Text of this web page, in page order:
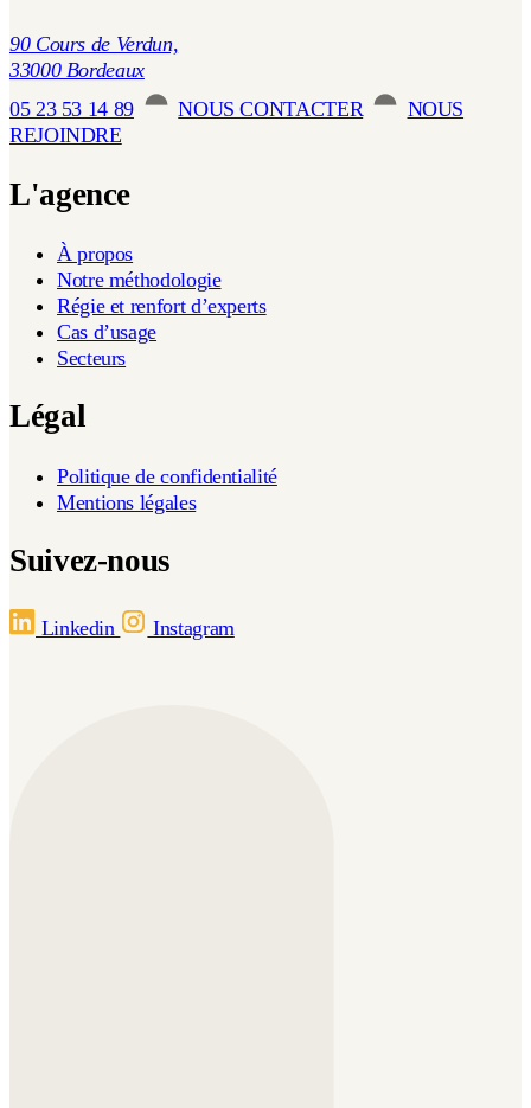
90 Cours de Verdun,
33000 Bordeaux
05 23 53 14 89
NOUS CONTACTER
NOUS
REJOINDRE
L'agence
À propos
Notre méthodologie
Régie et renfort d’experts
Cas d’usage
Secteurs
Légal
Politique de confidentialité
Mentions légales
Suivez-nous
Linkedin Instagram